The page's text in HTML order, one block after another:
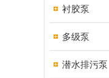
衬胶泵
多级泵
潜水排污泵